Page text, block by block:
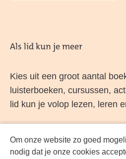
Om onze website zo goed
nodig dat je onze cookies
Als lid kun je meer
Kies uit een groot aantal
luisterboeken, cursussen,
lid kun je volop lezen, leren
Word lid